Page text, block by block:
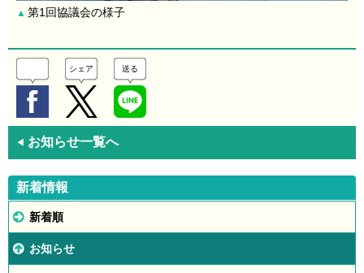
▲ 第1回協議会の様子
シェア 送る
◀ お知らせ一覧へ
新着情報
新着順
お知らせ